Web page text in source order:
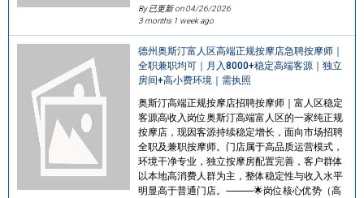
By 已更新 on04/26/2026
3 months 1 week ago
德州奥斯汀富人区高端正规按摩店急聘按摩师｜
全职兼职均可｜月入8000+稳定高端客源｜独立
房间+高小费环境｜需执照
奥斯汀高端正规按摩店招聘按摩师｜富人区稳定
客源高收入岗位奥斯汀高端富人区的一家纯正规
按摩店，现因客源持续稳定增长，面向市场招聘
全职及兼职按摩师。门店属于高品质运营模式，
环境干净专业，独立按摩房配置完善，客户群体
以本地高消费人群为主，整体稳定性与收入水平
明显高于普通门店。⸻🌟岗位核心优势（高